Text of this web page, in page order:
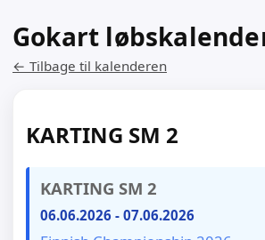
Gokart
← Tilbage til kalenderen
KARTING SM 2
KARTING SM 2
06.06.2026 - 07.06.2026